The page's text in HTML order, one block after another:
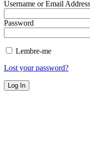
Username or Email Address
Password
Lembre-me
Lost your password?